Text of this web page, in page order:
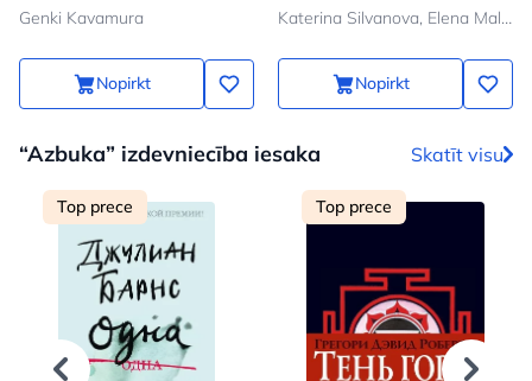
Genki Kavamura
Nopirkt
Katerina Silvanova, Elena Malisova
Nopirkt
“Azbuka” izdevniecība iesaka Skatīt visu
Top prece Top prece